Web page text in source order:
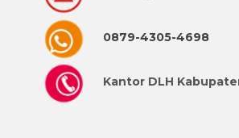
0879-4305-4698
Kantor DLH